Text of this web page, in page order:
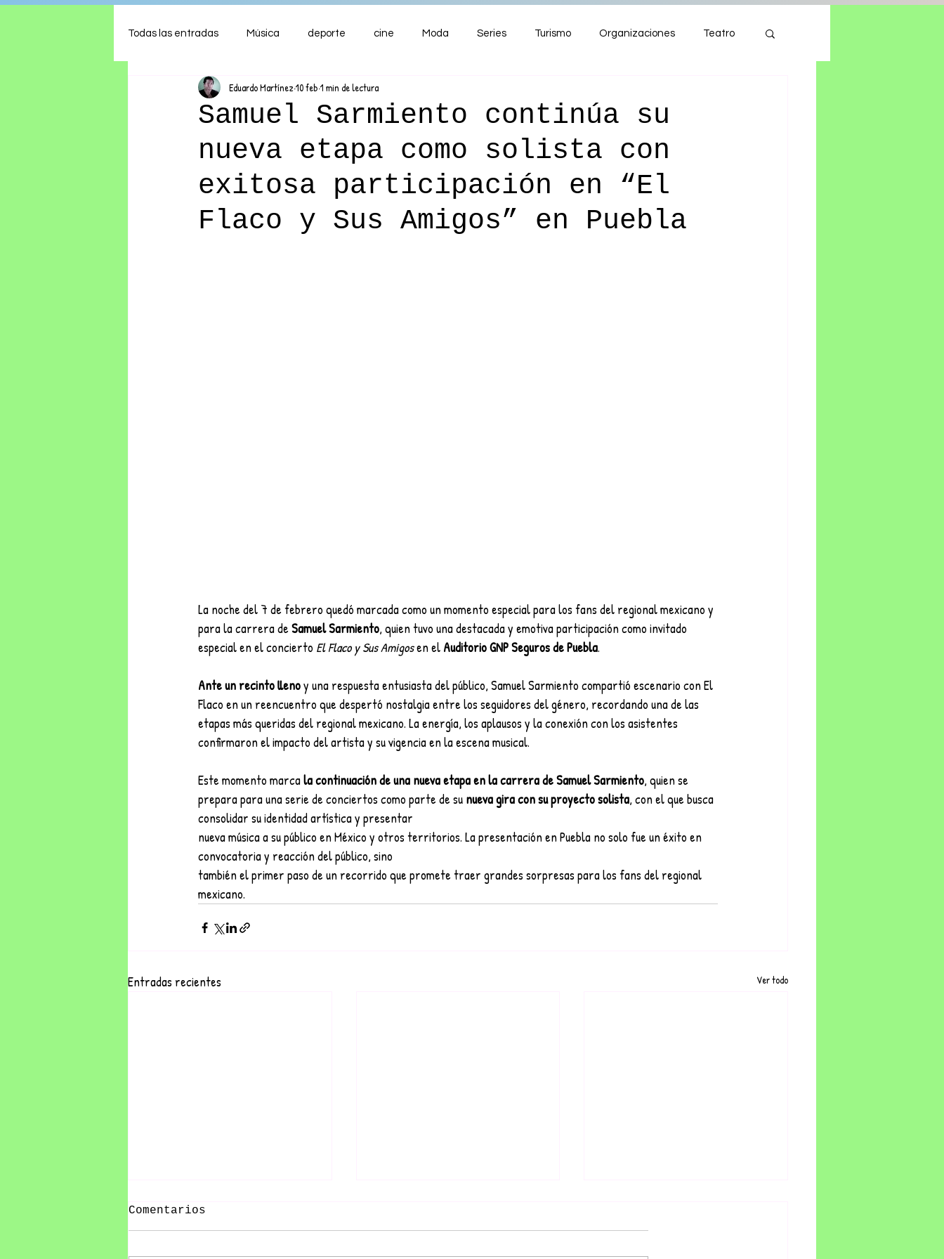
Todas las entradas Música deporte cine Moda Series Turismo Organizaciones Teatro
Shows Comida ENTRETENIMIENTO
Ambiente Hogar Finanzas
Samuel Sarmiento continúa su
nueva etapa como solista con
exitosa participación en “El
Flaco y Sus Amigos” en Puebla
Eduardo Martínez 10 feb 1 min de lectura
La noche del 7 de febrero quedó marcada como un momento especial para los fans del regional mexicano y
para la carrera de Samuel Sarmiento, quien tuvo una destacada y emotiva participación como invitado
especial en el concierto El Flaco y Sus Amigos en el Auditorio GNP Seguros de Puebla.
Ante un recinto lleno y una respuesta entusiasta del público, Samuel Sarmiento compartió escenario con El
Flaco en un reencuentro que despertó nostalgia entre los seguidores del género, recordando una de las
etapas más queridas del regional mexicano. La energía, los aplausos y la conexión con los asistentes
confirmaron el impacto del artista y su vigencia en la escena musical.
Este momento marca la continuación de una nueva etapa en la carrera de Samuel Sarmiento, quien se
prepara para una serie de conciertos como parte de su nueva gira con su proyecto solista, con el que busca
consolidar su identidad artística y presentar
nueva música a su público en México y otros territorios. La presentación en Puebla no solo fue un éxito en
convocatoria y reacción del público, sino
también el primer paso de un recorrido que promete traer grandes sorpresas para los fans del regional
mexicano.
Entradas recientes Ver todo
Comentarios